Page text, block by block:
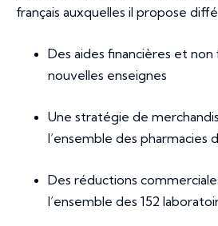
français auxquelles il propose
Des aides financières et non
nouvelles enseignes
Une stratégie de
l’ensemble des pharmacies
Des réductions
l’ensemble des 152